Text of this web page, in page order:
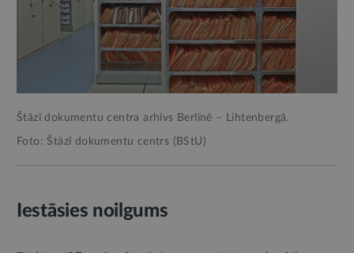
Štāzī dokumentu centra arhīvs Berlīnē – Lihtenbergā.
Foto: Štāzī dokumentu centrs (BStU)
Iestāsies noilgums